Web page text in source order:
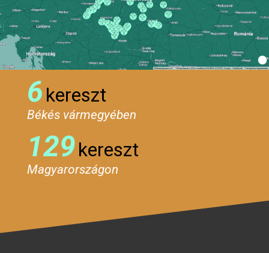
6 kereszt
Békés vármegyében
129kereszt
Magyarországon